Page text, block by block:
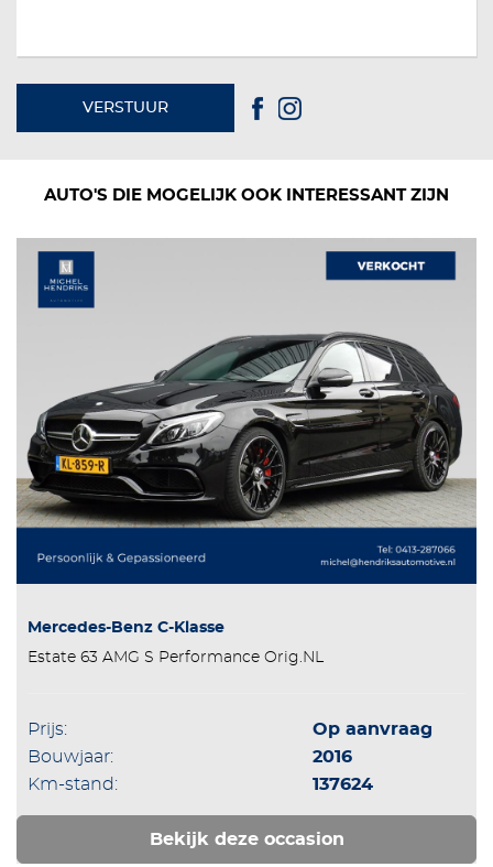
VERSTUUR
AUTO'S DIE MOGELIJK OOK INTERESSANT ZIJN
Mercedes-Benz C-Klasse
Estate 63 AMG S Performance Orig.NL
Prijs:
Op aanvraag
Bouwjaar:
2016
Km-stand:
137624
Bekijk deze occasion